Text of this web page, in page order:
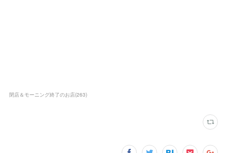
閉店＆モーニング終了のお店(263)